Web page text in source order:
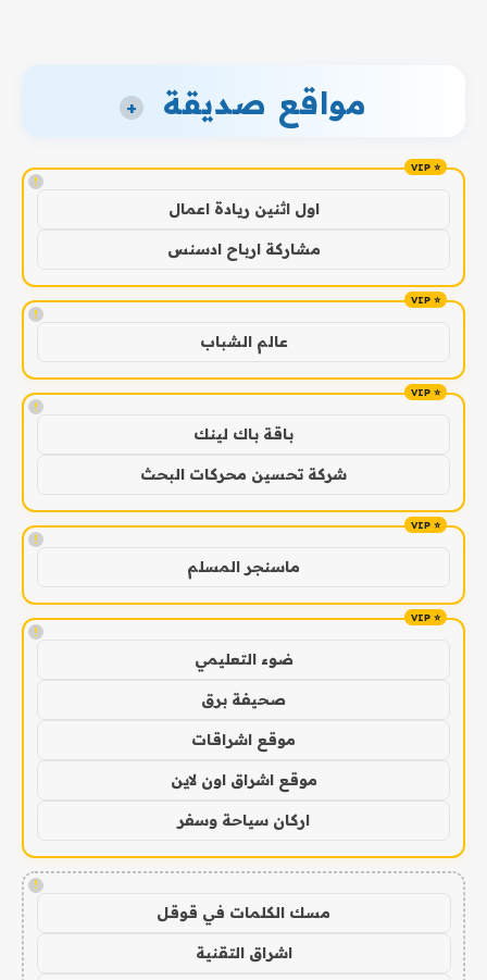
مواقع صديقة +
!
اول اثنين ريادة اعمال
مشاركة ارباح ادسنس
!
عالم الشباب
!
باقة باك لينك
شركة تحسين محركات البحث
!
ماسنجر المسلم
!
ضوء التعليمي
صحيفة برق
موقع اشراقات
موقع اشراق اون لاين
اركان سياحة وسفر
!
مسك الكلمات في قوقل
اشراق التقنية